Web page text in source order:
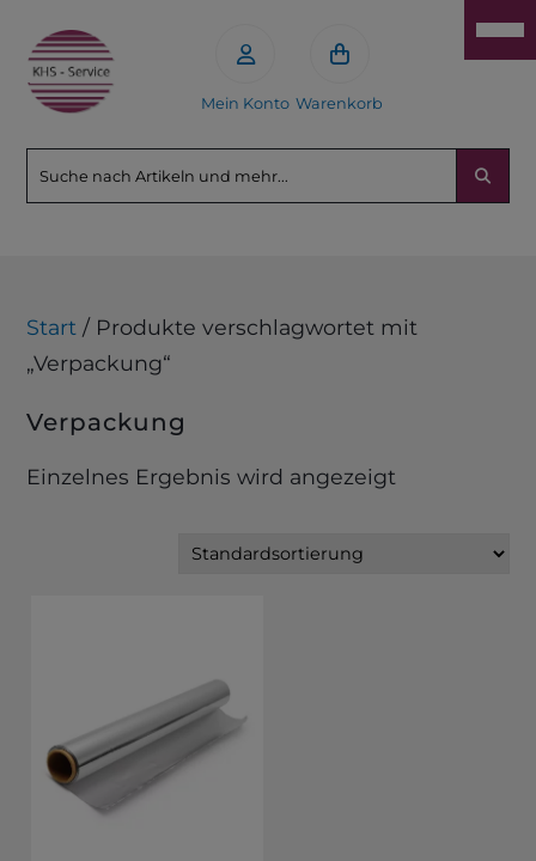
Mein Konto Warenkorb
Start / Produkte verschlagwortet mit
„Verpackung“
Verpackung
Einzelnes Ergebnis wird angezeigt